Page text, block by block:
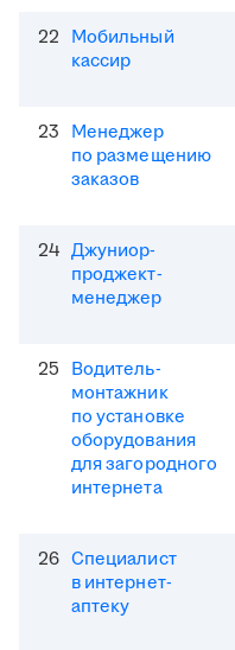
22 Мобильный
кассир
23 Менеджер
по размещению
заказов
24 Джуниор-
проджект-
менеджер
25 Водитель-
монтажник
по установке
оборудования
для загородного
интернета
26 Специалист
в интернет-
аптеку